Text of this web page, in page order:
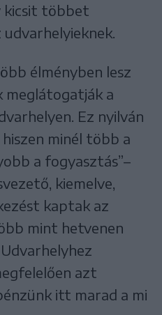
kicsit többet
élményben lesz
meglátogatják a
Ez nyilván
hiszen minél több a
a fogyasztás”–
kiemelve,
kaptak az
mint hetvenen
azt
itt marad a mi